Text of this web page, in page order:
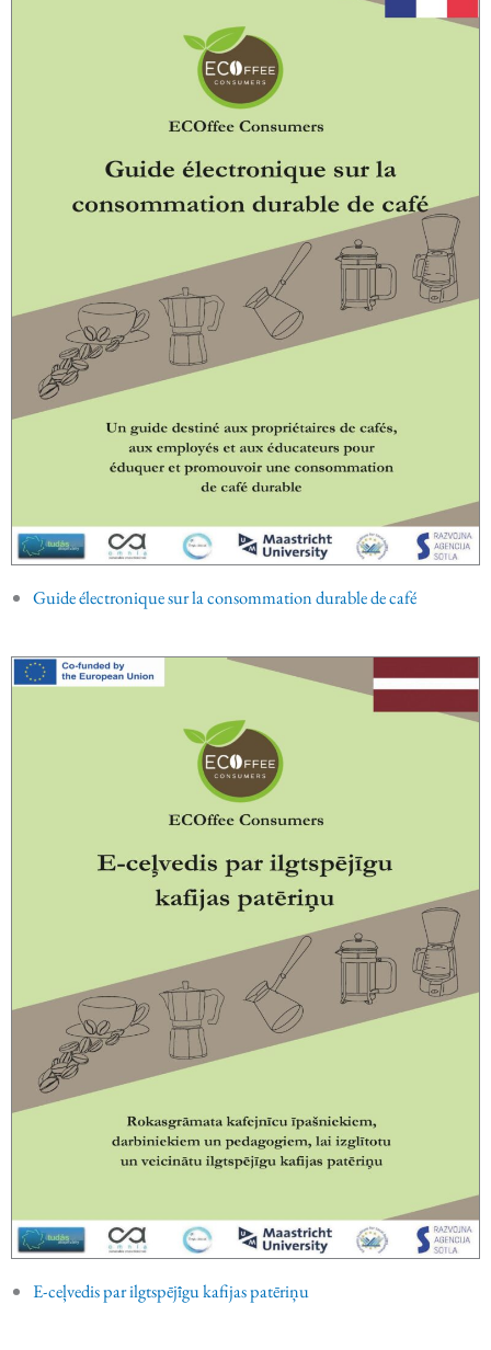
Guide électronique sur la consommation durable de café
E-ceļvedis par ilgtspējīgu kafijas patēriņu